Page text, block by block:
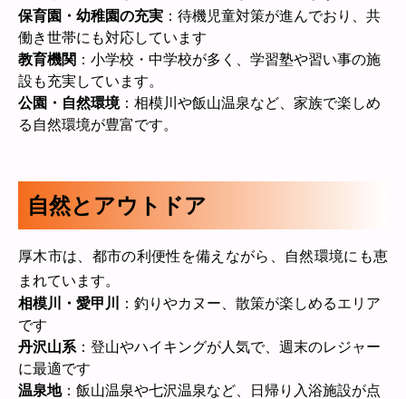
保育園・幼稚園の充実 ：待機児童対策が進んでおり、共
働き世帯にも対応しています
教育機関 ：小学校・中学校が多く、学習塾や習い事の施
設も充実しています。
公園・自然環境：相模川や飯山温泉など、家族で楽しめ
る自然環境が豊富です。
自然とアウトドア
厚木市は、都市の利便性を備えながら、自然環境にも恵
まれています。
相模川・愛甲川
：釣りやカヌー、散策が楽しめるエリア
です
丹沢山系 ：登山やハイキングが人気で、週末のレジャー
に最適です
温泉地：飯山温泉や七沢温泉など、日帰り入浴施設が点